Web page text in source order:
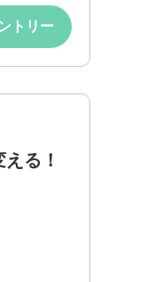
トリー
る！